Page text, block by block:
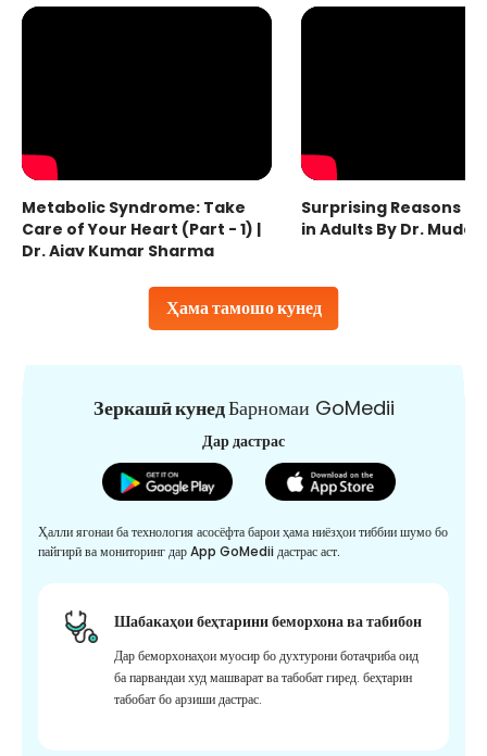
Ҳама тамошо кунед
Metabolic Syndrome: Take
Care of Your Heart (Part - 1) |
Dr. Ajay Kumar Sharma
Surprising Reasons
in Adults By Dr.
Зеркашӣ кунедБарномаи GoMedii
Дар дастрас
Ҳалли ягонаи ба технология асосёфта барои ҳама ниёзҳои тиббии шумо бо
пайгирӣ ва мониторинг дар App GoMedii дастрас аст.
Шабакаҳои беҳтарини беморхона ва табибон
Дар беморхонаҳои муосир бо духтурони ботаҷриба оид
ба парвандаи худ машварат ва табобат гиред. беҳтарин
табобат бо арзиши дастрас.